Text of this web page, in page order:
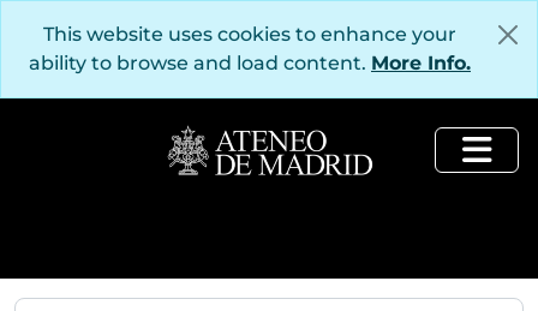
This website uses cookies to enhance your
ability to browse and load content. More Info.